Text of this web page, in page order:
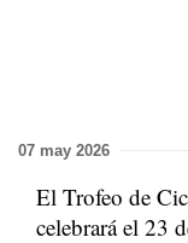
07 may 2026
El Trofeo de
celebrará el 23